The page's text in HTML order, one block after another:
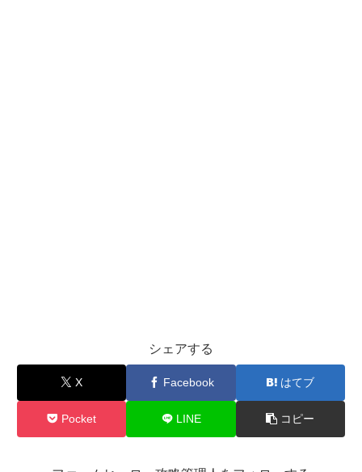
シェアする
X Facebook はてブ
Pocket LINE コピー